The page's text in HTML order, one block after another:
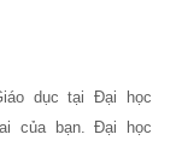
dục tại Đại học
của bạn. Đại học